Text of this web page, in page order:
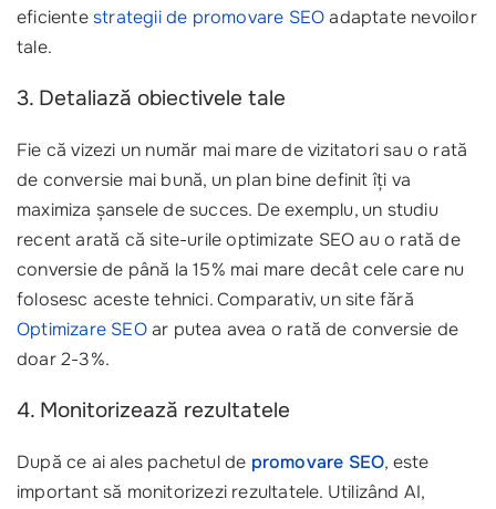
eficientestrategii de promovare SEOadaptate nevoilor
tale.
3. Detaliază obiectivele tale
Fie că vizezi un număr mai mare de vizitatori sau o rată
de conversie mai bună, un plan bine definit îți va
maximiza șansele de succes. De exemplu, un studiu
recent arată că site-urile optimizate SEO au o rată de
conversie de până la 15% mai mare decât cele care nu
folosesc aceste tehnici. Comparativ, un site fără
Optimizare SEOar putea avea o rată de conversie de
doar 2-3%.
4. Monitorizează rezultatele
După ce ai ales pachetul de promovare SEO, este
important să monitorizezi rezultatele. Utilizând AI,